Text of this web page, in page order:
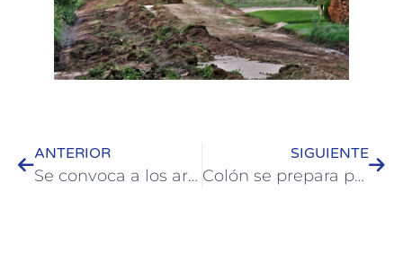
ANTERIOR
Se convoca a los artistas locales para un registro de Cultura
SIGUIENTE
Colón se prepara para un fin de semana de fiesta